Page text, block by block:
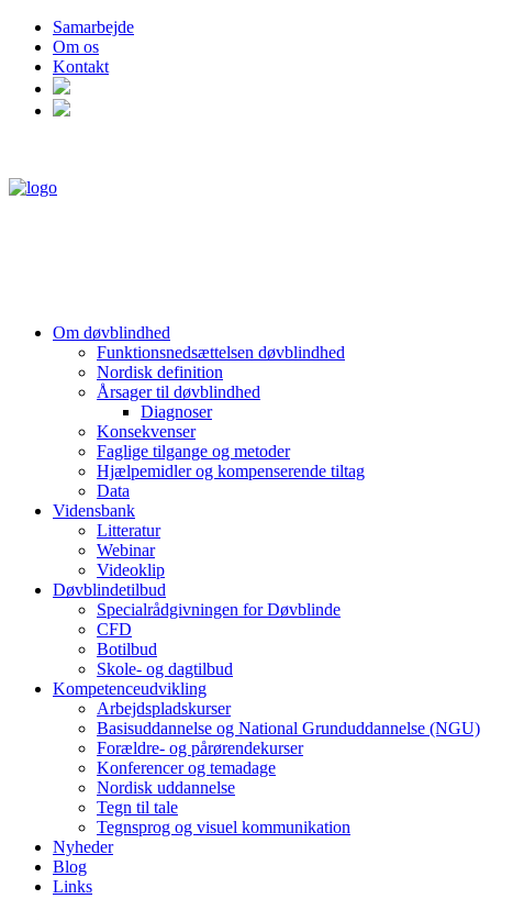
Samarbejde
Om os
Kontakt
Om døvblindhed
Funktionsnedsættelsen døvblindhed
Nordisk definition
Årsager til døvblindhed
Diagnoser
Konsekvenser
Faglige tilgange og metoder
Hjælpemidler og kompenserende tiltag
Data
Vidensbank
Litteratur
Webinar
Videoklip
Døvblindetilbud
Specialrådgivningen for Døvblinde
CFD
Botilbud
Skole- og dagtilbud
Kompetenceudvikling
Arbejdspladskurser
Basisuddannelse og National Grunduddannelse (NGU)
Forældre- og pårørendekurser
Konferencer og temadage
Nordisk uddannelse
Tegn til tale
Tegnsprog og visuel kommunikation
Nyheder
Blog
Links